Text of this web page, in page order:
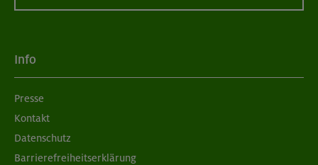
Info
Presse
Kontakt
Datenschutz
Barrierefreiheitserklärung